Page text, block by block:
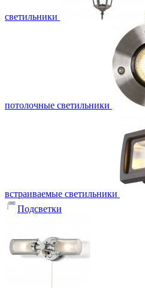
светильники
потолочные светильники
встраиваемые светильники
Подсветки